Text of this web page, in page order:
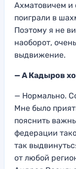
Ахматовичем и
поиграли в
Поэтому я не
наоборот,
выдвижение.
— А Кадыров
— Нормально.
Мне было
пояснить
федерации
так
от любой